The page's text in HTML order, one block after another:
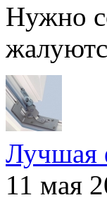
Нужно
Лучшая
11 мая